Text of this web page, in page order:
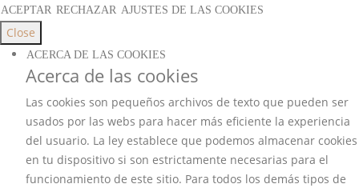
ACEPTAR RECHAZAR AJUSTES DE LAS COOKIES
Close
ACERCA DE LAS COOKIES
Acerca de las cookies
Las cookies son pequeños archivos de texto que pueden ser
usados por las webs para hacer más eficiente la experiencia
del usuario. La ley establece que podemos almacenar cookies
en tu dispositivo si son estrictamente necesarias para el
funcionamiento de este sitio. Para todos los demás tipos de